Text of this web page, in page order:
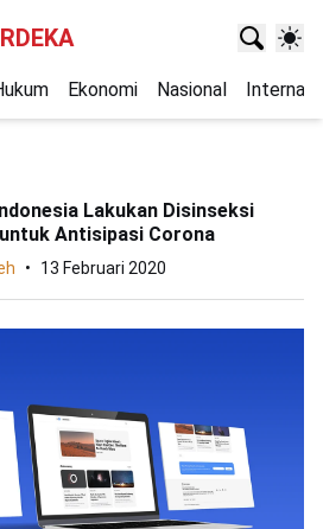
Ekonomi Nasional
Lakukan Disinseksi
Antisipasi Corona
13 Februari 2020